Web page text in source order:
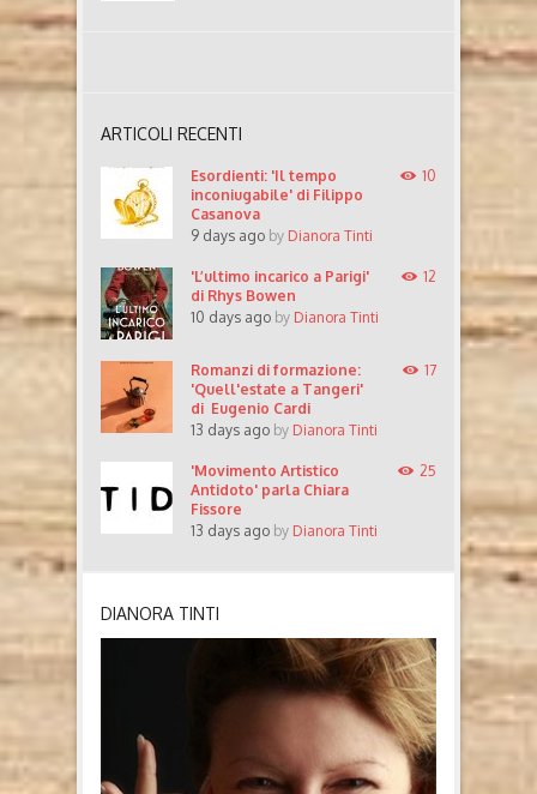
ARTICOLI RECENTI
Esordienti: 'Il tempo
inconiugabile' di Filippo
Casanova
9 days ago by Dianora Tinti
10
'L’ultimo incarico a Parigi'
di Rhys Bowen
10 days ago by Dianora Tinti
12
Romanzi di formazione:
'Quell'estate a Tangeri'
di Eugenio Cardi
13 days ago by Dianora Tinti
17
'Movimento Artistico
Antidoto' parla Chiara
Fissore
13 days ago by Dianora Tinti
25
DIANORA TINTI